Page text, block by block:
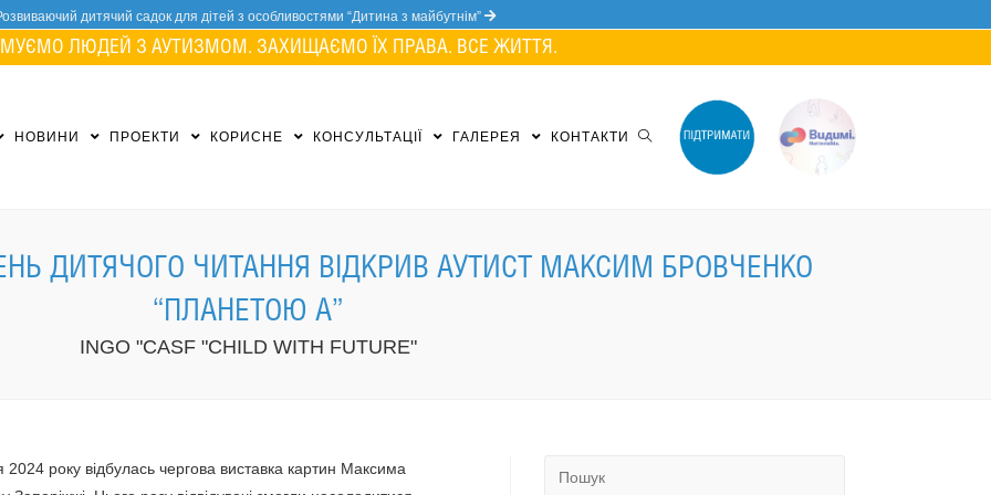
дитячий садок для дітей з особливостями “Дитина з майбутнім”
ЛЮДЕЙ З АУТИЗМОМ. ЗАХИЩАЄМО ЇХ ПРАВА. ВСЕ ЖИТТЯ.
НОВИНИ ПРОЕКТИ КОРИСНЕ КОНСУЛЬТАЦІЇ ГАЛЕРЕЯ КОНТАКТИ
ДИТЯЧОГО ЧИТАННЯ ВІДКРИВ АУТИСТ МАКСИМ БРОВЧЕНКО
“ПЛАНЕТОЮ А”
INGO "CASF "CHILD WITH FUTURE"
2024 року відбулась чергова виставка картин Максима